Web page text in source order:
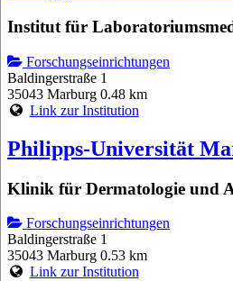
Institut für
Forschungseinrichtungen
Baldingerstraße 1
35043 Marburg 0.48 km
Link zur Institution
Philipps-Universität
Klinik für Dermatologie und
Forschungseinrichtungen
Baldingerstraße 1
35043 Marburg 0.53 km
Link zur Institution